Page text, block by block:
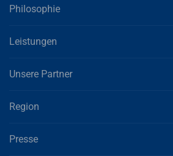
Philosophie
Leistungen
Unsere Partner
Region
Presse